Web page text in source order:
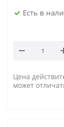
Есть в
Цена
может